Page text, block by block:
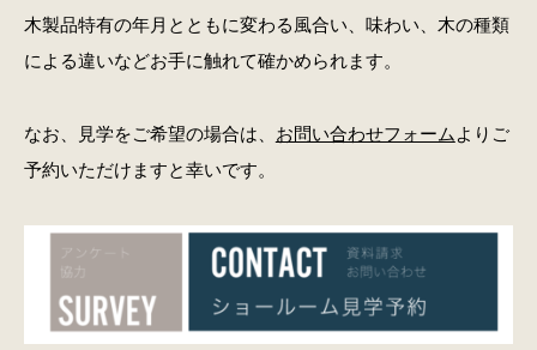
木製品特有の年月とともに変わる風合い、味わい、木の種類
による違いなどお手に触れて確かめられます。
なお、見学をご希望の場合は、 お問い合わせフォーム よりご
予約いただけますと幸いです。